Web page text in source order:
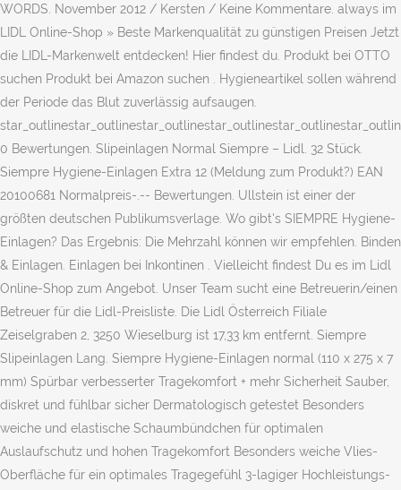
WORDS. November 2012 / Kersten / Keine Kommentare. always im
LIDL Online-Shop » Beste Markenqualität zu günstigen Preisen Jetzt
die LIDL-Markenwelt entdecken! Hier findest du. Produkt bei OTTO
suchen Produkt bei Amazon suchen . Hygieneartikel sollen während
der Periode das Blut zuverlässig aufsaugen.
0 Bewertungen. Slipeinlagen Normal Siempre – Lidl. 32 Stück.
Siempre Hygiene-Einlagen Extra 12 (Meldung zum Produkt?) EAN
20100681 Normalpreis-.-- Bewertungen. Ullstein ist einer der
größten deutschen Publikumsverlage. Wo gibt's SIEMPRE Hygiene-
Einlagen? Das Ergebnis: Die Mehrzahl können wir empfehlen. Binden
& Einlagen. Einlagen bei Inkontinen . Vielleicht findest Du es im Lidl
Online-Shop zum Angebot. Unser Team sucht eine Betreuerin/einen
Betreuer für die Lidl-Preisliste. Die Lidl Österreich Filiale
Zeiselgraben 2, 3250 Wieselburg ist 17,33 km entfernt. Siempre
Slipeinlagen Lang. Siempre Hygiene-Einlagen normal (110 x 275 x 7
mm) Spürbar verbesserter Tragekomfort + mehr Sicherheit Sauber,
diskret und fühlbar sicher Dermatologisch getestet Besonders
weiche und elastische Schaumbündchen für optimalen
Auslaufschutz und hohen Tragekomfort Besonders weiche Vlies-
Oberfläche für ein optimales Tragegefühl 3-lagiger Hochleistungs-